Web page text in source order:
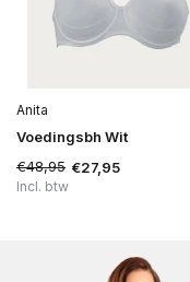
Anita
Voedingsbh Wit
€48,95 €27,95
Incl. btw